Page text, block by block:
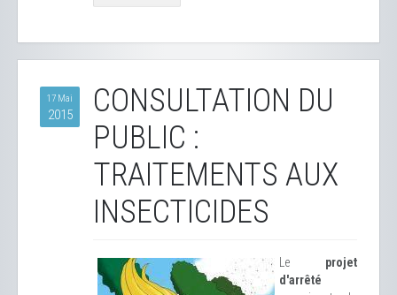
17 Mai
2015
CONSULTATION DU
PUBLIC :
TRAITEMENTS AUX
INSECTICIDES
Le projet
d'arrêté